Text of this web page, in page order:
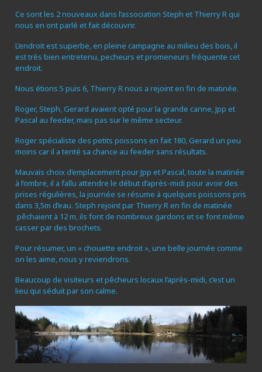
Ce sont les 2 nouveaux dans l’association Steph et Thierry R qui
nous en ont parlé et fait découvrir.
L’endroit est superbe, en pleine campagne au milieu des bois, il
est très bien entretenu, pecheurs et promeneurs fréquente cet
endroit.
Nous étions 5 puis 6, Thierry R nous a rejoint en fin de matinée.
Roger, Steph, Gerard avaient opté pour la grande canne, Jpp et
Pascal au feeder, mais pas sur le même secteur.
Roger spécialiste des petits poissons en fait 180, Gerard un peu
moins car il a tenté sa chance au feeder sans résultats.
Mauvais choix d’emplacement pour Jpp et Pascal, toute la matinée
à l’ombre, il a fallu attendre le début d’après-midi pour avoir des
prises régulières, la journée se résume à quelques poissons pris
dans 3,5m d’eau. Steph rejoint par Thierry R en fin de matinée
pêchaient à 12 m, ils font de nombreux gardons et se font même
casser par des brochets.
Pour résumer, un « chouette endroit », une belle journée comme
on les aime, nous y reviendrons.
Beaucoup de visiteurs et pêcheurs locaux l’après-midi, c’est un
lieu qui séduit par son calme.